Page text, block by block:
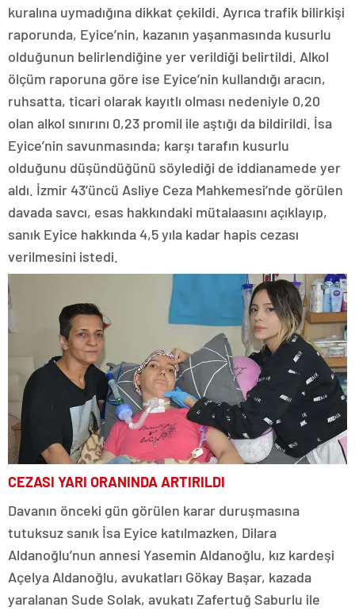
kuralına uymadığına dikkat çekildi. Ayrıca trafik bilirkişi
raporunda, Eyice’nin, kazanın yaşanmasında kusurlu
olduğunun belirlendiğine yer verildiği belirtildi. Alkol
ölçüm raporuna göre ise Eyice’nin kullandığı aracın,
ruhsatta, ticari olarak kayıtlı olması nedeniyle 0,20
olan alkol sınırını 0,23 promil ile aştığı da bildirildi. İsa
Eyice’nin savunmasında; karşı tarafın kusurlu
olduğunu düşündüğünü söylediği de iddianamede yer
aldı. İzmir 43’üncü Asliye Ceza Mahkemesi’nde görülen
davada savcı, esas hakkındaki mütalaasını açıklayıp,
sanık Eyice hakkında 4,5 yıla kadar hapis cezası
verilmesini istedi.
CEZASI YARI ORANINDA ARTIRILDI
Davanın önceki gün görülen karar duruşmasına
tutuksuz sanık İsa Eyice katılmazken, Dilara
Aldanoğlu’nun annesi Yasemin Aldanoğlu, kız kardeşi
Açelya Aldanoğlu, avukatları Gökay Başar, kazada
yaralanan Sude Solak, avukatı Zafertuğ Saburlu ile